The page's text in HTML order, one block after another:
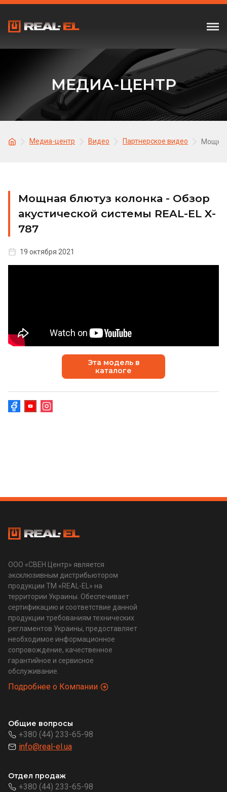
МЕДИА-ЦЕНТР
Медиа-центр Видео Партнерское видео Мощная
Мощная блютуз колонка - Обзор
акустической системы REAL-EL X-
787
19 октября 2021
Эта модель в
каталоге
ООО «СВЕН Центр» является
эксклюзивным дистрибьютором
продукции ТМ «REAL-EL» на
территории Украины. Обеспечивает
сертификацию и соответствие данной
продукции требованиям технических
регламентов Украины, предоставляет
необходимое информационное
сопровождение, качественное
гарантийное и сервисное
обслуживание.
Подробнее о Компании
Общие вопросы
+380 (44) 233-65-98
info@real-el.ua
Отдел продаж
+380 (44) 233-65-98